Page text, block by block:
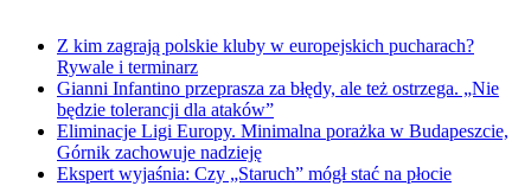
Z kim zagrają polskie kluby w europejskich pucharach?
Rywale i terminarz
Gianni Infantino przeprasza za błędy, ale też ostrzega. „Nie
będzie tolerancji dla ataków”
Eliminacje Ligi Europy. Minimalna porażka w Budapeszcie,
Górnik zachowuje nadzieję
Ekspert wyjaśnia: Czy „Staruch” mógł stać na płocie